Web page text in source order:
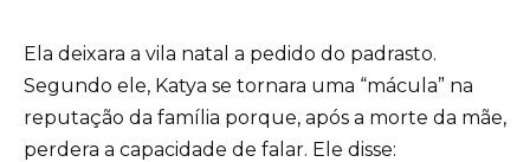
Ela deixara a vila natal a pedido do padrasto.
Segundo ele, Katya se tornara uma “mácula” na
reputação da família porque, após a morte da mãe,
perdera a capacidade de falar. Ele disse: